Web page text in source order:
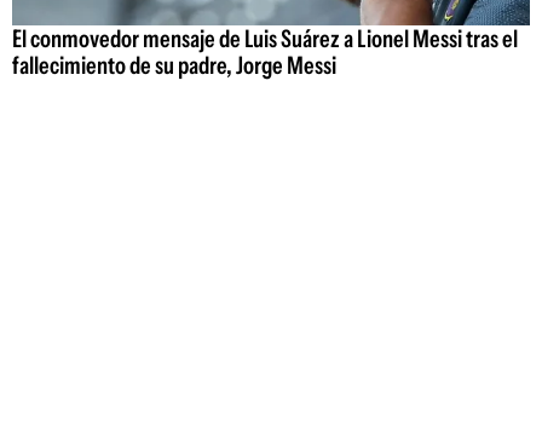
El conmovedor mensaje de Luis Suárez a Lionel Messi tras el
fallecimiento de su padre, Jorge Messi